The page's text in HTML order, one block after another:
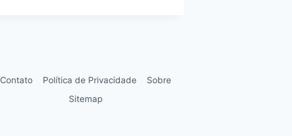
SE
FRUSTRAR
Contato Política de Privacidade
Sobre
Sitemap